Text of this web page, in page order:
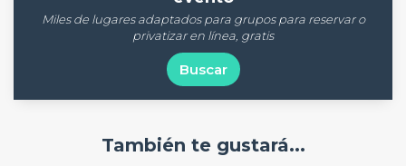
Miles de lugares adaptados para grupos para reservar o
privatizar en línea, gratis
Buscar
También te gustará...